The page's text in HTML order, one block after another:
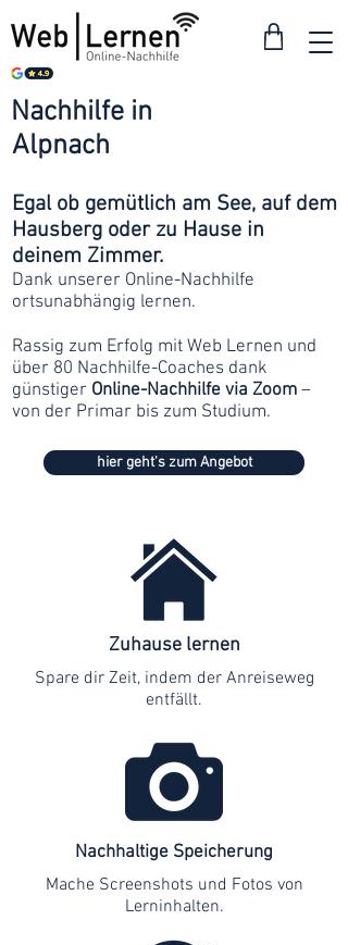
Alpnach
Nachhilfe in
Egal ob gemütlich am See, auf dem
Hausberg oder zu Hause in
deinem Zimmer.
Dank unserer Online-Nachhilfe
ortsunabhängig lernen.
Rassig zum Erfolg mit Web Lernen und
über 80 Nachhilfe-Coaches dank
günstiger Online-Nachhilfe via Zoom –
von der Primar bis zum Studium.
hier geht's zum Angebot
Zuhause lernen
Spare dir Zeit, indem der Anreiseweg
entfällt.
Nachhaltige Speicherung
Mache Screenshots und Fotos von
Lerninhalten.